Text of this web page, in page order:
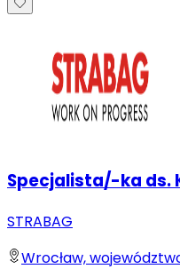
Specjalista/-ka ds.
STRABAG
Wrocław,